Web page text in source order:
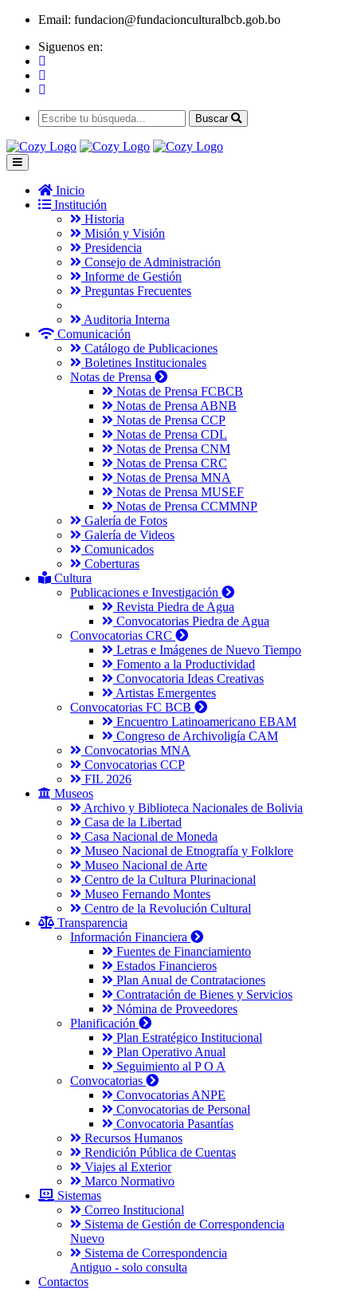
Email: fundacion@fundacionculturalbcb.gob.bo
Siguenos en:
Buscar
Inicio
Institución
Historia
Misión y Visión
Presidencia
Consejo de Administración
Informe de Gestión
Preguntas Frecuentes
Auditoria Interna
Comunicación
Catálogo de Publicaciones
Boletines Institucionales
Notas de Prensa
Notas de Prensa FCBCB
Notas de Prensa ABNB
Notas de Prensa CCP
Notas de Prensa CDL
Notas de Prensa CNM
Notas de Prensa CRC
Notas de Prensa MNA
Notas de Prensa MUSEF
Notas de Prensa CCMMNP
Galería de Fotos
Galería de Videos
Comunicados
Coberturas
Cultura
Publicaciones e Investigación
Revista Piedra de Agua
Convocatorias Piedra de Agua
Convocatorias CRC
Letras e Imágenes de Nuevo Tiempo
Fomento a la Productividad
Convocatoria Ideas Creativas
Artistas Emergentes
Convocatorias FC BCB
Encuentro Latinoamericano EBAM
Congreso de Archivoligía CAM
Convocatorias MNA
Convocatorias CCP
FIL 2026
Museos
Archivo y Biblioteca Nacionales de Bolivia
Casa de la Libertad
Casa Nacional de Moneda
Museo Nacional de Etnografía y Folklore
Museo Nacional de Arte
Centro de la Cultura Plurinacional
Museo Fernando Montes
Centro de la Revolución Cultural
Transparencia
Información Financiera
Fuentes de Financiamiento
Estados Financieros
Plan Anual de Contrataciones
Contratación de Bienes y Servicios
Nómina de Proveedores
Planificación
Plan Estratégico Institucional
Plan Operativo Anual
Seguimiento al P O A
Convocatorias
Convocatorias ANPE
Convocatorias de Personal
Convocatoria Pasantías
Recursos Humanos
Rendición Pública de Cuentas
Viajes al Exterior
Marco Normativo
Sistemas
Correo Institucional
Sistema de Gestión de Correspondencia
Nuevo
Sistema de Correspondencia
Antiguo - solo consulta
Contactos